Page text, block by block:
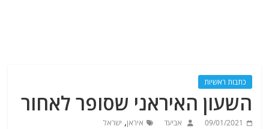
כתבות ראשיות
השעון האיראני שסופר לאחור
09/01/2021 אביעד איראן, ישראל